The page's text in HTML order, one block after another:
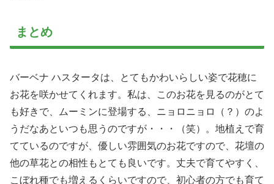
まとめ
バーベナ ハスタータは、とてもかわいらしい姿で花穂に
お花を咲かせてくれます。私は、このお花を見るのがとて
も好きで、ムーミンに登場する、ニョロニョロ（？）のよ
うだなあといつも思うのですが・・・（笑）。地植えで育
てているのですが、優しい雰囲気のお花ですので、花壇の
他の草花との相性もとても良いです。丈夫で育てやすく、
こぼれ種でも増えるくらいですので、初心者の方でも育て